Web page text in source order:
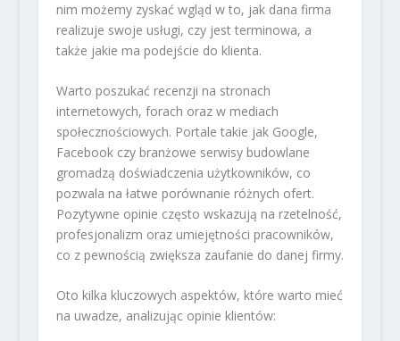
nim możemy zyskać wgląd w to, jak dana firma
realizuje swoje usługi, czy jest terminowa, a
także jakie ma podejście do klienta.
Warto poszukać recenzji na stronach
internetowych, forach oraz w mediach
społecznościowych. Portale takie jak Google,
Facebook czy branżowe serwisy budowlane
gromadzą doświadczenia użytkowników, co
pozwala na łatwe porównanie różnych ofert.
Pozytywne opinie często wskazują na rzetelność,
profesjonalizm oraz umiejętności pracowników,
co z pewnością zwiększa zaufanie do danej firmy.
Oto kilka kluczowych aspektów, które warto mieć
na uwadze, analizując opinie klientów: